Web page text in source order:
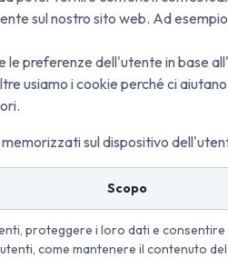
sul nostro sito web. Ad
preferenze dell'utente in base
usiamo i cookie perché ci
sul dispositivo
Scopo
proteggere i loro dati e
come mantenere il contenuto